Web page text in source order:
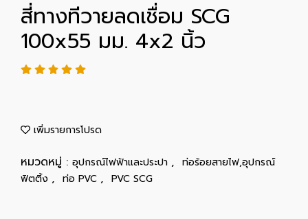
สี่ทางทีวายลดเชื่อม SCG
100x55 มม. 4x2 นิ้ว
เพิ่มรายการโปรด
หมวดหมู่ : อุปกรณ์ไฟฟ้าและประปา , ท่อร้อยสายไฟ,อุปกรณ์
ฟิตติ้ง , ท่อ PVC , PVC SCG